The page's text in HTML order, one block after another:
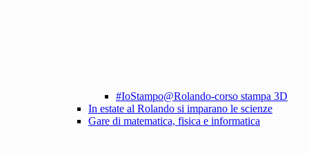
#IoStampo@Rolando-corso stampa 3D
In estate al Rolando si imparano le scienze
Gare di matematica, fisica e informatica